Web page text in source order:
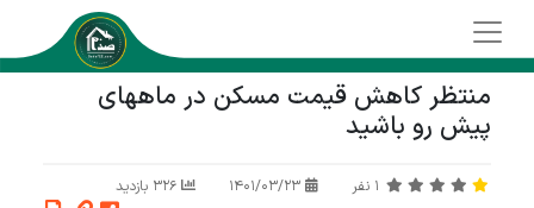
منتظر کاهش قیمت مسکن در ماههای
پیش رو باشید
1 نفر